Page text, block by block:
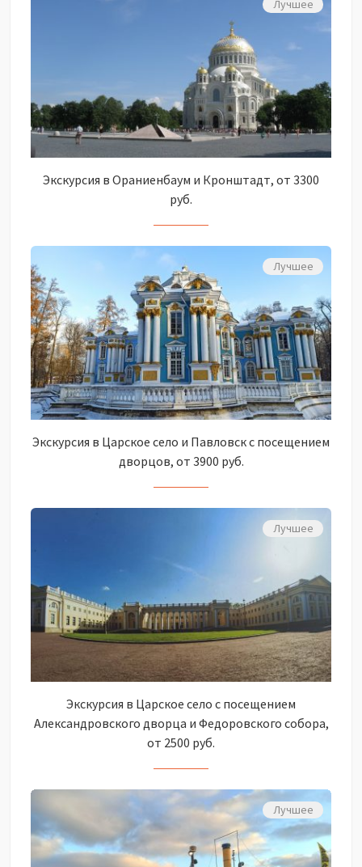
Лучшее
Экскурсия в Ораниенбаум и Кронштадт, от 3300
руб.
Лучшее
Экскурсия в Царское село и Павловск с посещением
дворцов, от 3900 руб.
Лучшее
Экскурсия в Царское село с посещением
Александровского дворца и Федоровского собора,
от 2500 руб.
Лучшее